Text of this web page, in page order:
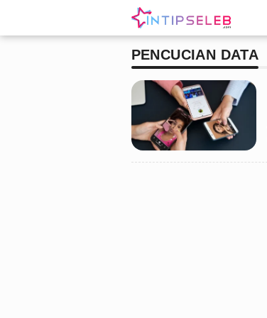
PENCUCIAN DATA